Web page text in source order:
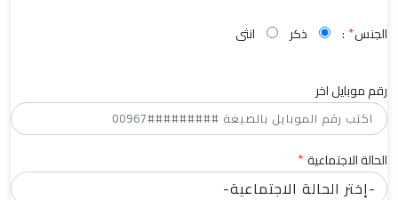
الجنس*
: ذكر انثى
رقم موبايل اخر
الحالة الاجتماعية*